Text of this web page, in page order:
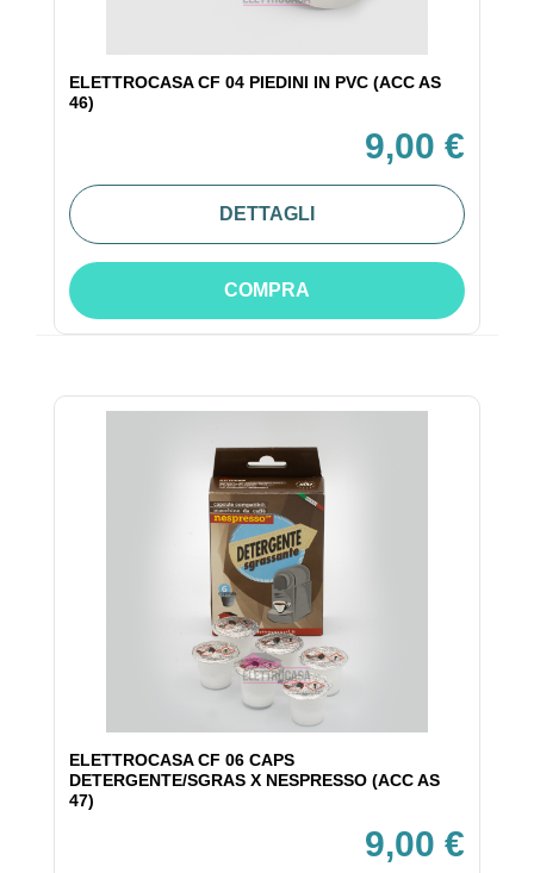
ELETTROCASA CF 04 PIEDINI IN PVC (ACC AS
46)
9,00 €
DETTAGLI
COMPRA
ELETTROCASA CF 06 CAPS
DETERGENTE/SGRAS X NESPRESSO (ACC AS
47)
9,00 €